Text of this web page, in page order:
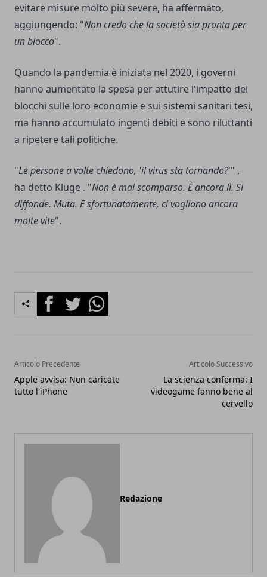
evitare misure molto più severe, ha affermato,
aggiungendo: "Non credo che la società sia pronta per
un blocco".
Quando la pandemia è iniziata nel 2020, i governi
hanno aumentato la spesa per attutire l'impatto dei
blocchi sulle loro economie e sui sistemi sanitari tesi,
ma hanno accumulato ingenti debiti e sono riluttanti
a ripetere tali politiche.
"Le persone a volte chiedono, 'il virus sta tornando?'" ,
ha detto Kluge . "Non è mai scomparso. È ancora lì. Si
diffonde. Muta. E sfortunatamente, ci vogliono ancora
molte vite".
FacebookTwitterWhatsapp
Articolo Precedente
Apple avvisa: Non caricate
tutto l'iPhone
Articolo Successivo
La scienza conferma: I
videogame fanno bene al
cervello
Redazione